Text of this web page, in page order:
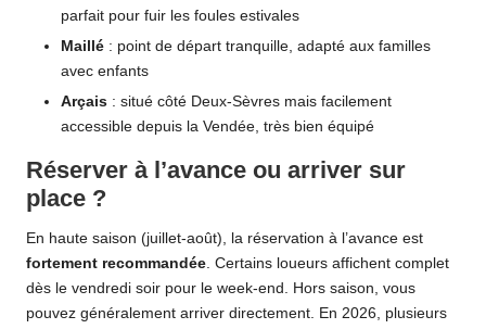
parfait pour fuir les foules estivales
Maillé : point de départ tranquille, adapté aux familles
avec enfants
Arçais : situé côté Deux-Sèvres mais facilement
accessible depuis la Vendée, très bien équipé
Réserver à l’avance ou arriver sur
place ?
En haute saison (juillet-août), la réservation à l’avance est
fortement recommandée. Certains loueurs affichent complet
dès le vendredi soir pour le week-end. Hors saison, vous
pouvez généralement arriver directement. En 2026, plusieurs